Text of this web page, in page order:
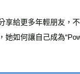
給更多年輕朋友，
如何讓自己成為